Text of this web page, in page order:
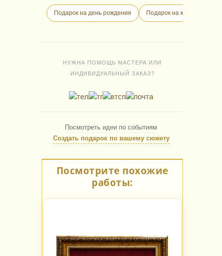
Подарок на день рождения Подарок на юбилей
НУЖНА ПОМОЩЬ МАСТЕРА ИЛИ
ИНДИВИДУАЛЬНЫЙ ЗАКАЗ?
Посмотреть идеи по событиям
Создать подарок по вашему сюжету
Посмотрите похожие
работы: